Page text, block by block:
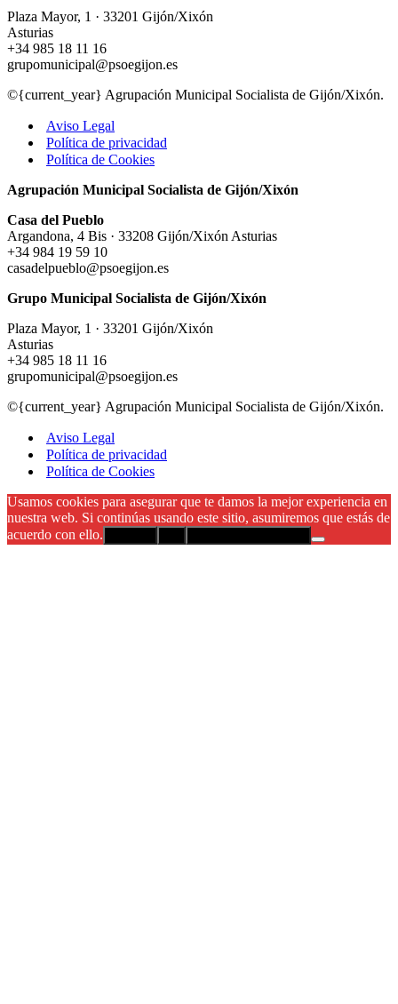
Plaza Mayor, 1 · 33201 Gijón/Xixón
Asturias
+34 985 18 11 16
grupomunicipal@psoegijon.es
©{current_year} Agrupación Municipal Socialista de Gijón/Xixón.
Aviso Legal
Política de privacidad
Política de Cookies
Agrupación Municipal Socialista de Gijón/Xixón
Casa del Pueblo
Argandona, 4 Bis · 33208 Gijón/Xixón Asturias
+34 984 19 59 10
casadelpueblo@psoegijon.es
Grupo Municipal Socialista de Gijón/Xixón
Plaza Mayor, 1 · 33201 Gijón/Xixón
Asturias
+34 985 18 11 16
grupomunicipal@psoegijon.es
©{current_year} Agrupación Municipal Socialista de Gijón/Xixón.
Aviso Legal
Política de privacidad
Política de Cookies
Usamos cookies para asegurar que te damos la mejor experiencia en
nuestra web. Si continúas usando este sitio, asumiremos que estás de
acuerdo con ello.